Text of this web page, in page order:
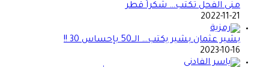
منى الفحل تكتب… شكراً قطر
2022-11-21
بشير عثمان بشير يكتب… الــ50 بإحساس 30 !!
2023-10-16